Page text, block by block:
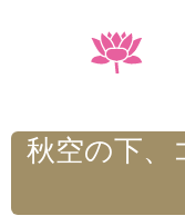
秋空の下、